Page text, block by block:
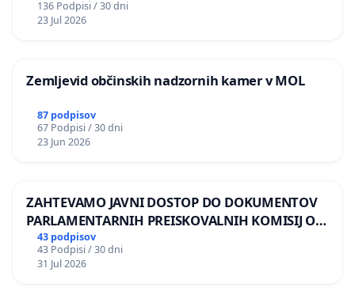
REPUBLIKE SLOVENIJE V MOSKVI
136 Podpisi / 30 dni
23 Jul 2026
Zemljevid občinskih nadzornih kamer v MOL
87 podpisov
67 Podpisi / 30 dni
23 Jun 2026
ZAHTEVAMO JAVNI DOSTOP DO DOKUMENTOV
PARLAMENTARNIH PREISKOVALNIH KOMISIJ O
ILEGALNI TRGOVINI Z OROŽJEM
43 podpisov
43 Podpisi / 30 dni
31 Jul 2026